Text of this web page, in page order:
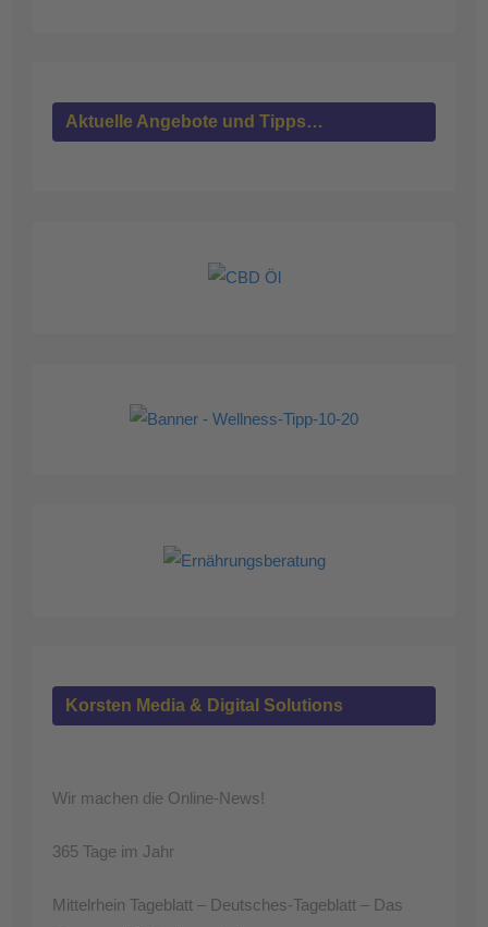
Aktuelle Angebote und Tipps…
Korsten Media & Digital Solutions
Wir machen die Online-News!
365 Tage im Jahr
Mittelrhein Tageblatt – Deutsches-Tageblatt – Das